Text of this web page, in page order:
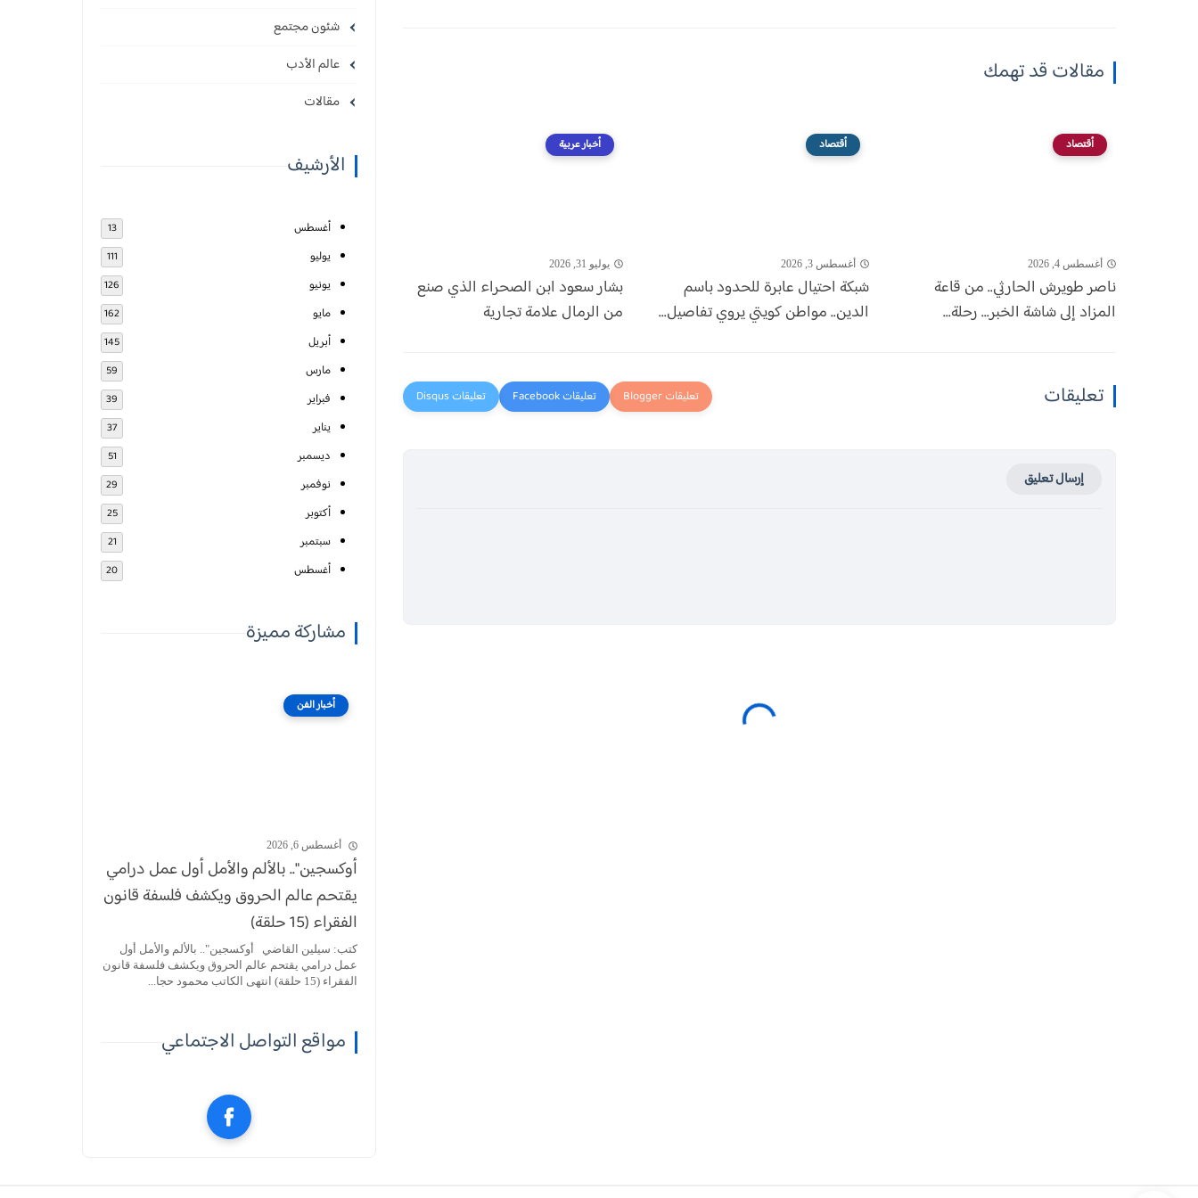
مقالات قد تهمك
أقتصاد
أغسطس 4, 2026
ناصر طويرش الحارثي.. من قاعة
المزاد إلى شاشة الخبر... رحلة...
أقتصاد
أغسطس 3, 2026
شبكة احتيال عابرة للحدود باسم
الدين.. مواطن كويتي يروي تفاصيل...
أخبار عربية
يوليو 31, 2026
بشار سعود ابن الصحراء الذي صنع
من الرمال علامة تجارية
تعليقات
إرسال تعليق
شئون مجتمع
عالم الأدب
مقالات
الأرشيف
أغسطس 13
يوليو 111
يونيو 126
مايو 162
أبريل 145
مارس 59
فبراير 39
يناير 37
ديسمبر 51
نوفمبر 29
أكتوبر 25
سبتمبر 21
أغسطس 20
مشاركة مميزة
أخبار الفن
أغسطس 6, 2026
أوكسجين".. بالألم والأمل أول عمل درامي
يقتحم عالم الحروق ويكشف فلسفة قانون
الفقراء (15 حلقة)
كتب: سيلين القاضي أوكسجين".. بالألم والأمل أول
عمل درامي يقتحم عالم الحروق ويكشف فلسفة قانون
الفقراء (15 حلقة) انتهى الكاتب محمود حجا...
مواقع التواصل الاجتماعي